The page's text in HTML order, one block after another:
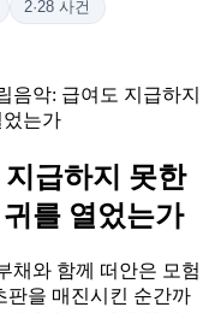
2·28 사건
음악: 급여도 지급하지
는가
급하지 못한
를 열었는가
채와 함께 떠안은 모험
판을 매진시킨 순간까